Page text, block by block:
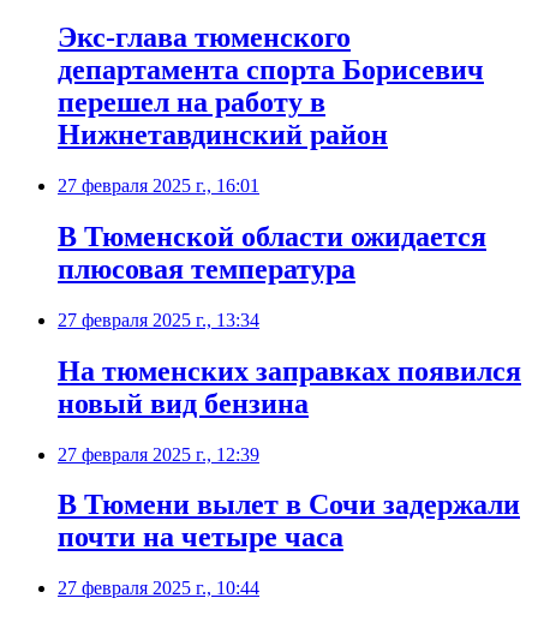
Экс-глава тюменского
департамента спорта Борисевич
перешел на работу в
Нижнетавдинский район
27 февраля 2025 г., 16:01
В Тюменской области ожидается
плюсовая температура
27 февраля 2025 г., 13:34
На тюменских заправках появился
новый вид бензина
27 февраля 2025 г., 12:39
В Тюмени вылет в Сочи задержали
почти на четыре часа
27 февраля 2025 г., 10:44